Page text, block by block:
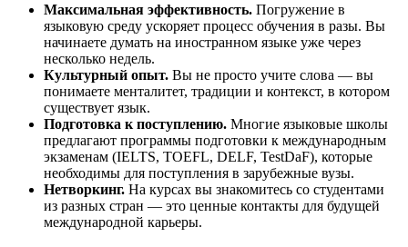
Максимальная эффективность. Погружение в
языковую среду ускоряет процесс обучения в разы. Вы
начинаете думать на иностранном языке уже через
несколько недель.
Культурный опыт. Вы не просто учите слова — вы
понимаете менталитет, традиции и контекст, в котором
существует язык.
Подготовка к поступлению. Многие языковые школы
предлагают программы подготовки к международным
экзаменам (IELTS, TOEFL, DELF, TestDaF), которые
необходимы для поступления в зарубежные вузы.
Нетворкинг. На курсах вы знакомитесь со студентами
из разных стран — это ценные контакты для будущей
международной карьеры.